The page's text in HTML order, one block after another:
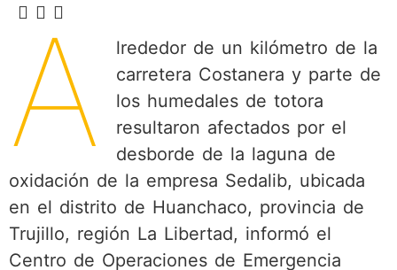
A
lrededor de un kilómetro de la
carretera Costanera y parte de
los humedales de totora
resultaron afectados por el
desborde de la laguna de
oxidación de la empresa Sedalib, ubicada
en el distrito de Huanchaco, provincia de
Trujillo, región La Libertad, informó el
Centro de Operaciones de Emergencia